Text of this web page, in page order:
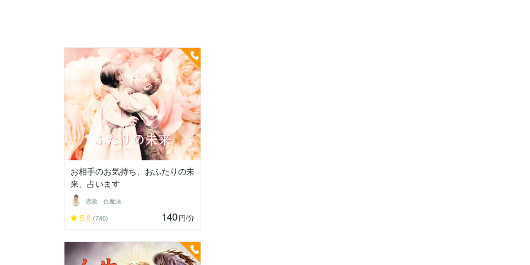
お相手のお気持ち、おふたりの未
来、占います
恋歌 白魔法
5.0 (740) 140円/分